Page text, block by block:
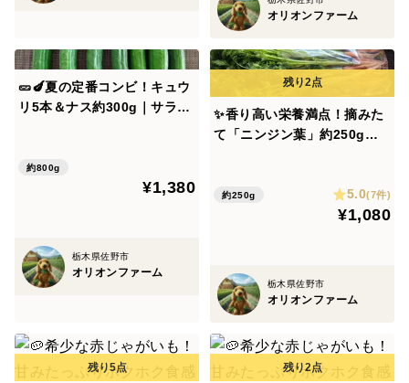
・新聞紙や紙袋に包み、風通しの良い冷暗所、または冷
い。
・保存状況によっては芽が出やすくなる場合があります
ので、到着後はお早めのご確認をお願いいたします。
農薬不使用栽培のため、多少の虫食いが見られる場合が
また、収穫時に目視にて虫など除去しておりますが、万
いませ🙇
なお、4日以内に配送としておりますが、可能な限り早
めに出荷いたします。
ご希望の日程等ございましたら、備考欄にてお知らせく
オリオンファーム
🥒🍆夏の定番コンビ！キュウ
リ5本＆ナス約300g｜サラダ
約800g
¥1,380
栃木県佐野市
オリオンファーム
✨香り高い栄養満点！摘みた
て「ニンジン葉」約250g
れ】
約250g 5.0(7件)
¥1,080
栃木県佐野市
オリオンファーム